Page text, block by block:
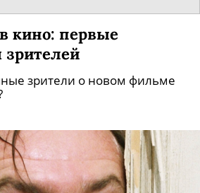
кино: первые
зрителей
зрители о новом фильме